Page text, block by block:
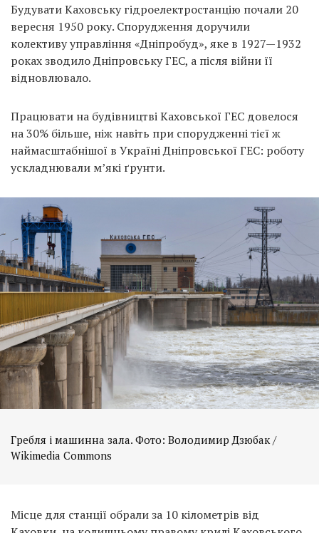
Будувати Каховську гідроелектростанцію почали 20
вересня 1950 року. Спорудження доручили
колективу управління «Дніпробуд», яке в 1927—1932
роках зводило Дніпровську ГЕС, а після війни її
відновлювало.
Працювати на будівництві Каховської ГЕС довелося
на 30% більше, ніж навіть при спорудженні тієї ж
наймасштабнішої в Україні Дніпровської ГЕС: роботу
ускладнювали м’які ґрунти.
Гребля і машинна зала. Фото: Володимир Дзюбак /
Wikimedia Commons
Місце для станції обрали за 10 кілометрів від